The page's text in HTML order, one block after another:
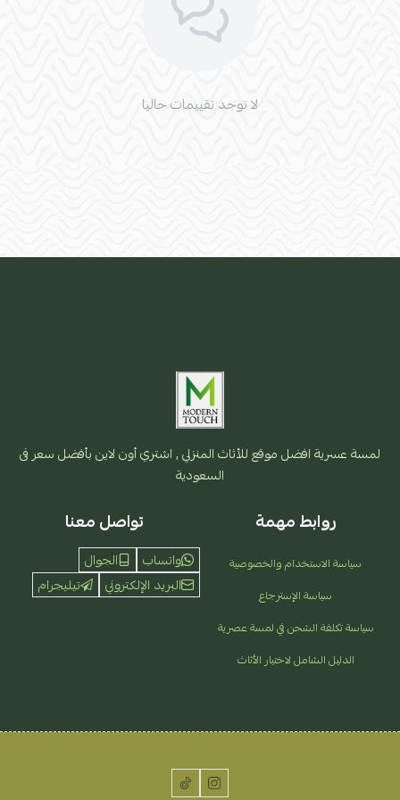
لا توجد تقييمات حاليا
لمسة عسرية افضل موقع للأثاث المنزلي , اشتري أون لاين بأفضل سعر فى
السعودية
روابط مهمة
سياسة الاستخدام والخصوصية
سياسة الإسترجاع
سياسة تكلفة الشحن في لمسة عصرية
الدليل الشامل لاختيار الأثاث
تواصل معنا
واتساب
الجوال
البريد الإلكتروني
تيليجرام